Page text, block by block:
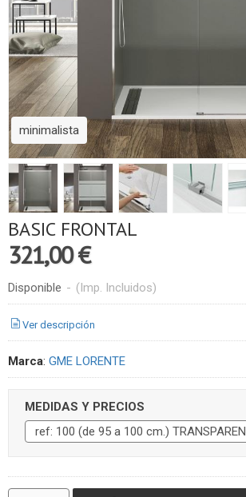
minimalista
BASIC FRONTAL
321,00 €
Disponible - (Imp. Incluidos)
Ver descripción
Marca: GME LORENTE
MEDIDAS Y PRECIOS